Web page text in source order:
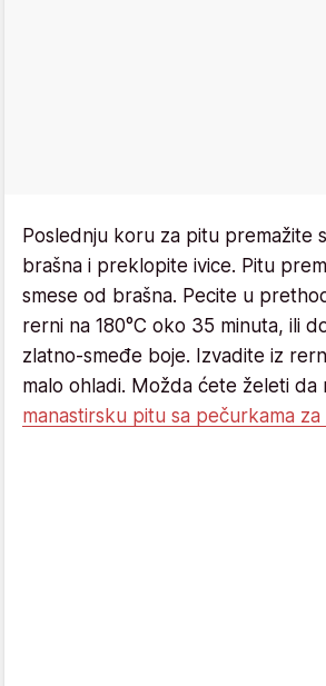
Poslednju koru za pitu premažite
brašna i preklopite ivice. Pitu
smese od brašna. Pecite u
rerni na 180°C oko 35 minuta, ili
zlatno-smeđe boje. Izvadite iz
malo ohladi. Možda ćete želeti da
manastirsku pitu sa pečurkama